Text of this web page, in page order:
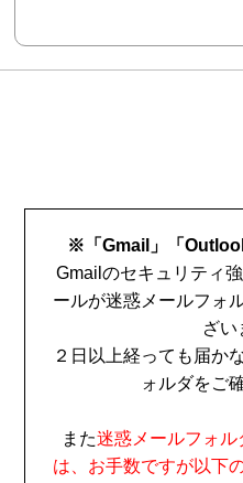
※「Gmail」「
Gmailのセキュリティ
ールが迷惑メールフォ
ざい
２日以上経っても届か
ォルダをご
また迷惑メールフォル
は、お手数ですが以下